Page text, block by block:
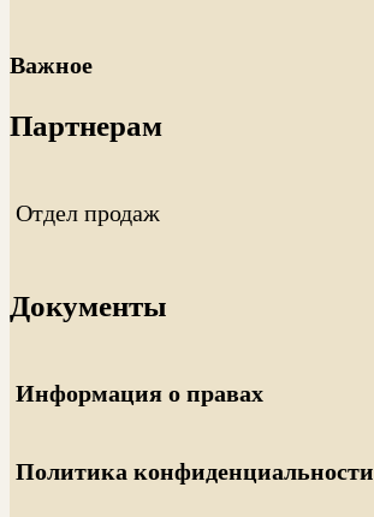
Важное
Партнерам
Отдел продаж
Документы
Информация о правах
Политика конфиденциальности